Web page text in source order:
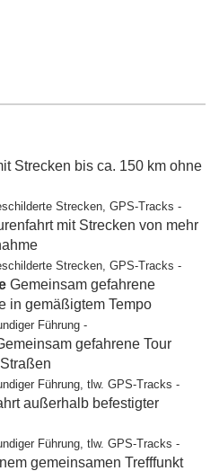
Strecken bis ca. 150 km ohne
Strecken, GPS-Tracks -
mit Strecken von mehr
Strecken, GPS-Tracks -
Gemeinsam gefahrene
in gemäßigtem Tempo
Führung -
gefahrene Tour
Führung, tlw. GPS-Tracks -
außerhalb befestigter
Führung, tlw. GPS-Tracks -
gemeinsamen Trefffunkt